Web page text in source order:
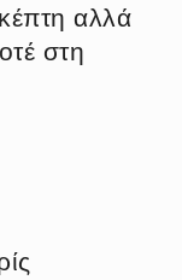
αλλά
στη